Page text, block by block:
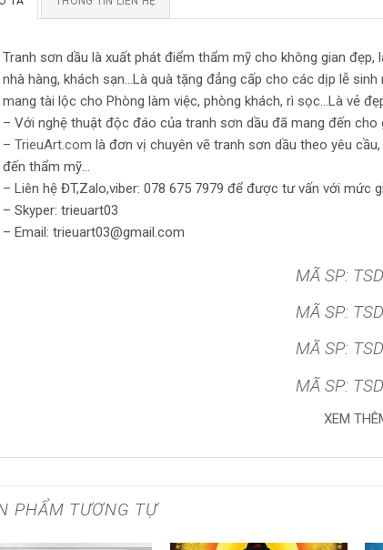
Tranh sơn dầu là xuất phát điểm thẩm mỹ cho không gian
nhà hàng, khách sạn…Là quà tặng đẳng cấp cho các dịp lễ
mang tài lộc cho Phòng làm việc, phòng khách, rì sọc…Là vẻ
– Với nghệ thuật độc đáo của tranh sơn dầu đã mang đến
– TrieuArt.com là đơn vị chuyên vẽ tranh sơn dầu theo yêu
đến thẩm mỹ…
– Liên hệ ĐT,Zalo,viber: 078 675 7979 để được tư vấn với mức
– Skyper: trieuart03
– Email: trieuart03@gmail.com
MÃ SP:
MÃ SP:
MÃ SP:
MÃ SP:
XEM
PHẨM TƯƠNG TỰ